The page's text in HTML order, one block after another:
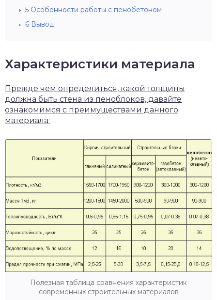
5 Особенности работы с пенобетоном
6 Вывод
Характеристики материала
Прежде чем определиться, какой толщины
должна быть стена из пеноблоков, давайте
ознакомимся с преимуществами данного
материала:
Полезная таблица сравнения характеристик
современных строительных материалов